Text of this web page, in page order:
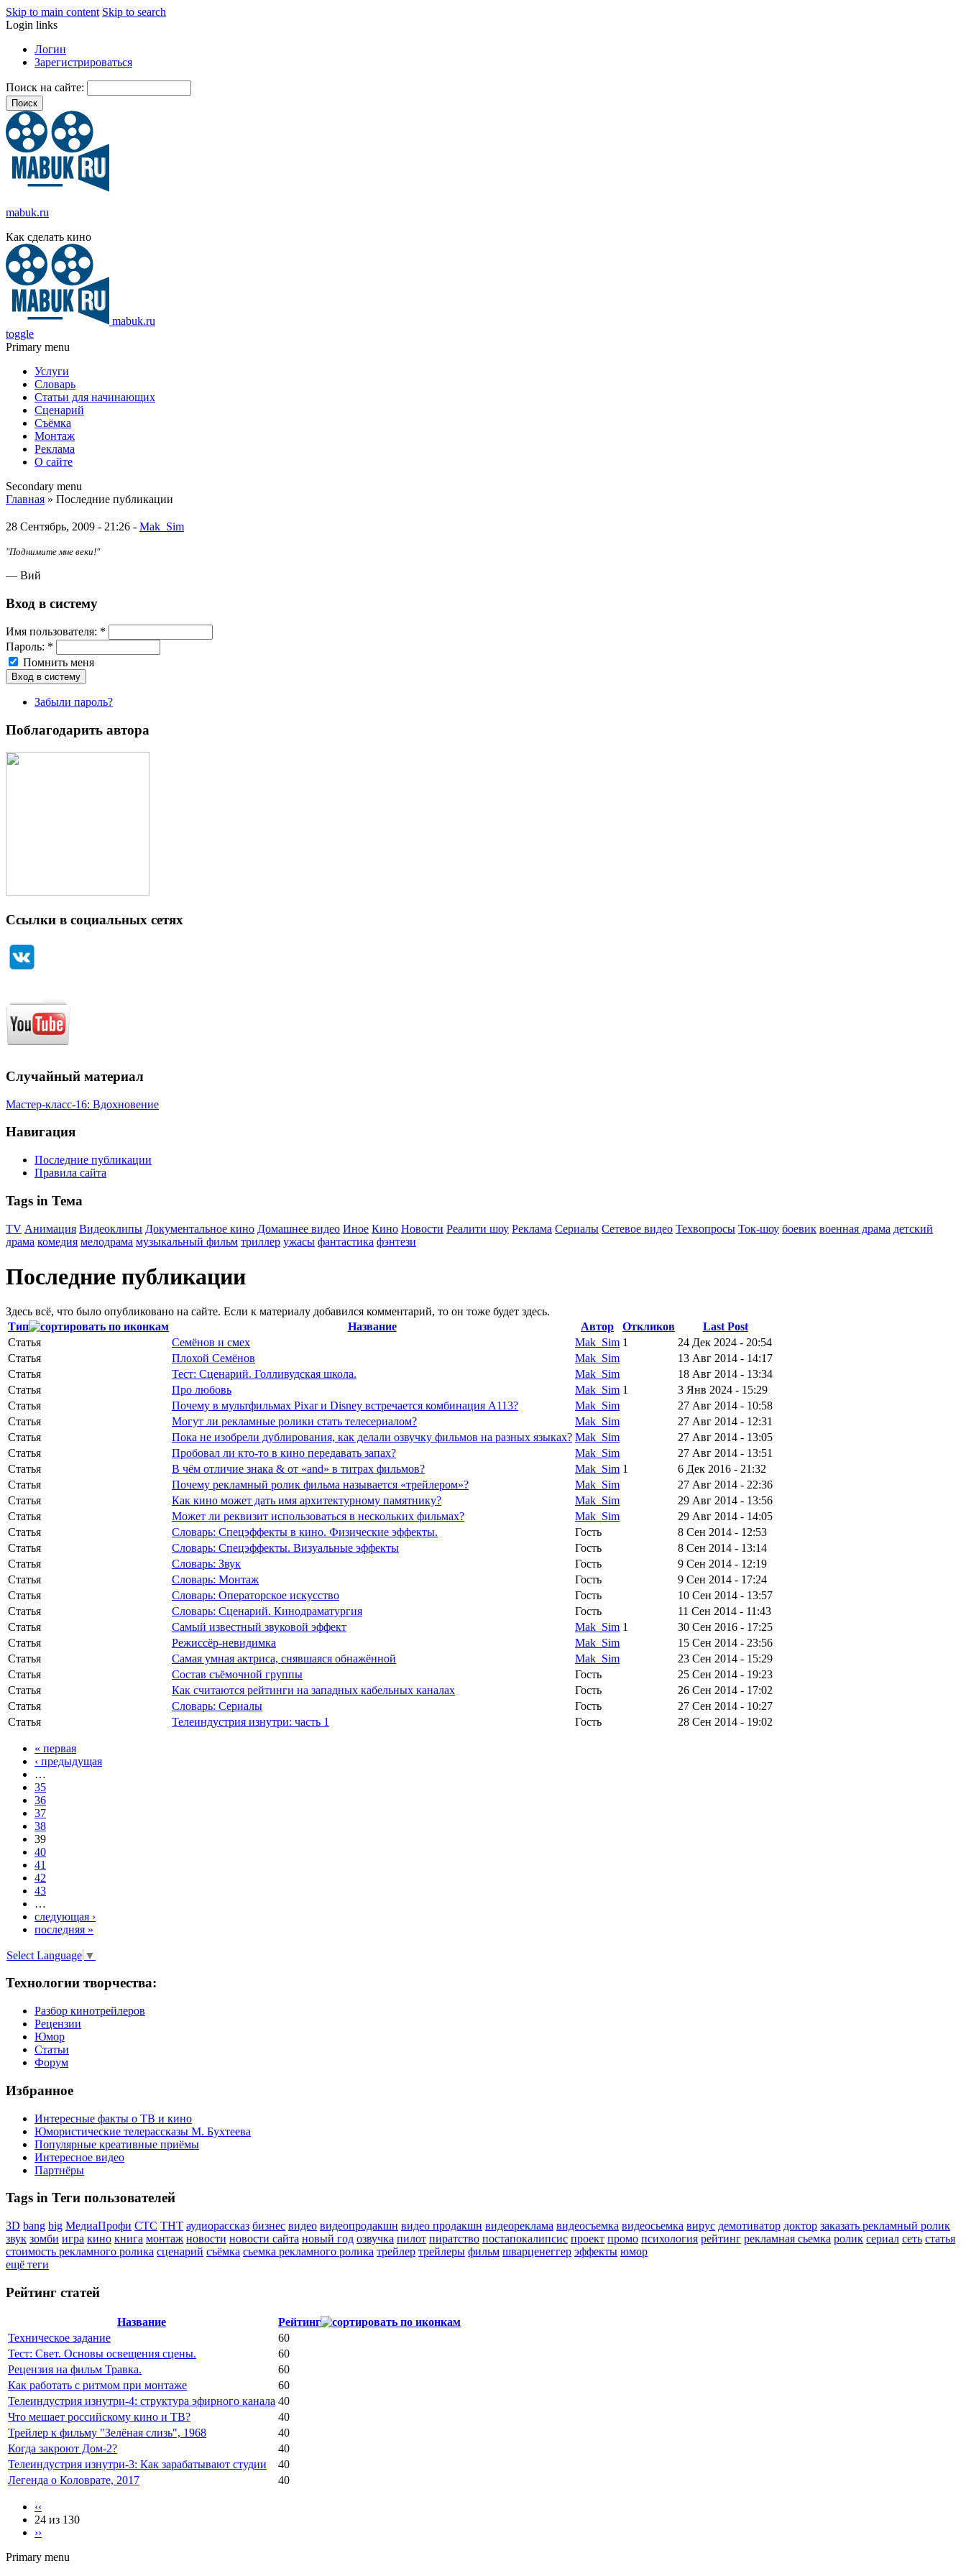
Skip to main content Skip to search
Login links
Логин
Зарегистрироваться
Поиск на сайте:
mabuk.ru
Как сделать кино
mabuk.ru
toggle
Primary menu
Услуги
Словарь
Статьи для начинающих
Сценарий
Съёмка
Монтаж
Реклама
О сайте
Secondary menu
Главная » Последние публикации
28 Сентябрь, 2009 - 21:26 - Mak_Sim
"Поднимите мне веки!"
— Вий
Вход в систему
Имя пoльзовaтeля: *
Пароль: *
Помнить меня
Забыли пароль?
Поблагодарить автора
Ссылки в социальных сетях
Случайный материал
Мастер-класс-16: Вдохновение
Навигация
Последние публикации
Правила сайта
Tags in Тема
TV Анимация Видеоклипы Документальное кино Домашнее видео Иное Кино Новости Реалити шоу Реклама Сериалы Сетевое видео Техвопросы Ток-шоу боевик военная драма детский
драма комедия мелодрама музыкальный фильм триллер ужасы фантастика фэнтези
Последние публикации
Здесь всё, что было опубликовано на сайте. Если к материалу добавился комментарий, то он тоже будет здесь.
Тип
Название Автор Откликов
Last Post
Статья
Семёнов и смех Mak_Sim 1
24 Дек 2024 - 20:54
Статья
Плохой Семёнов Mak_Sim
13 Авг 2014 - 14:17
Статья
Тест: Сценарий. Голливудская школа. Mak_Sim
18 Авг 2014 - 13:34
Статья
Про любовь Mak_Sim 1
3 Янв 2024 - 15:29
Статья
Почему в мультфильмах Pixar и Disney встречается комбинация A113? Mak_Sim
27 Авг 2014 - 10:58
Статья
Могут ли рекламные ролики стать телесериалом? Mak_Sim
27 Авг 2014 - 12:31
Статья
Пока не изобрели дублирования, как делали озвучку фильмов на разных языках? Mak_Sim
27 Авг 2014 - 13:05
Статья
Пробовал ли кто-то в кино передавать запах? Mak_Sim
27 Авг 2014 - 13:51
Статья
В чём отличие знака & от «and» в титрах фильмов? Mak_Sim 1
6 Дек 2016 - 21:32
Статья
Почему рекламный ролик фильма называется «трейлером»? Mak_Sim
27 Авг 2014 - 22:36
Статья
Как кино может дать имя архитектурному памятнику? Mak_Sim
29 Авг 2014 - 13:56
Статья
Может ли реквизит использоваться в нескольких фильмах? Mak_Sim
29 Авг 2014 - 14:05
Статья
Словарь: Спецэффекты в кино. Физические эффекты. Гость
8 Сен 2014 - 12:53
Статья
Словарь: Спецэффекты. Визуальные эффекты Гость
8 Сен 2014 - 13:14
Статья
Словарь: Звук Гость
9 Сен 2014 - 12:19
Статья
Словарь: Монтаж Гость
9 Сен 2014 - 17:24
Статья
Словарь: Операторское искусство Гость
10 Сен 2014 - 13:57
Статья
Словарь: Сценарий. Кинодраматургия Гость
11 Сен 2014 - 11:43
Статья
Самый известный звуковой эффект Mak_Sim 1
30 Сен 2016 - 17:25
Статья
Режиссёр-невидимка Mak_Sim
15 Сен 2014 - 23:56
Статья
Самая умная актриса, снявшаяся обнажённой Mak_Sim
23 Сен 2014 - 15:29
Статья
Состав съёмочной группы Гость
25 Сен 2014 - 19:23
Статья
Как считаются рейтинги на западных кабельных каналах Гость
26 Сен 2014 - 17:02
Статья
Словарь: Сериалы Гость
27 Сен 2014 - 10:27
Статья
Телеиндустрия изнутри: часть 1 Гость 28 Сен 2014 - 19:02
« первая
‹ предыдущая
…
35
36
37
38
39
40
41
42
43
…
следующая ›
последняя »
Select Language ▼
Технологии творчества:
Разбор кинотрейлеров
Рецензии
Юмор
Статьи
Форум
Избранное
Интересные факты о ТВ и кино
Юмористические телерассказы М. Бухтеева
Популярные креативные приёмы
Интересное видео
Партнёры
Tags in Теги пользователей
3D bang big МедиаПрофи СТС ТНТ аудиорассказ бизнес видео видеопродакшн видео продакшн видеореклама видеосъемка видеосьемка вирус демотиватор доктор заказать рекламный ролик
звук зомби игра кино книга монтаж новости новости сайта новый год озвучка пилот пиратство постапокалипсис проект промо психология рейтинг рекламная сьемка ролик сериал сеть статья
стоимость рекламного ролика сценарий съёмка сьемка рекламного ролика трейлер трейлеры фильм шварценеггер эффекты юмор
ещё теги
Рейтинг статей
Название
Рейтинг
Техническое задание
60
Тест: Свет. Основы освещения сцены.
60
Рецензия на фильм Травка.
60
Как работать с ритмом при монтаже
60
Телеиндустрия изнутри-4: структура эфирного канала 40
Что мешает российскому кино и ТВ?
40
Трейлер к фильму "Зелёная слизь", 1968
40
Когда закроют Дом-2?
40
Телеиндустрия изнутри-3: Как зарабатывают студии
40
Легенда о Коловрате, 2017
40
‹‹
24 из 130
››
Primary menu